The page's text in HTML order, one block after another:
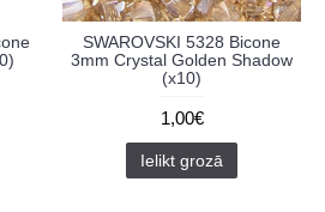
SWAROVSKI 5328 Bicone
3mm Crystal Golden Shadow
(x10)
1,00€
Ielikt grozā